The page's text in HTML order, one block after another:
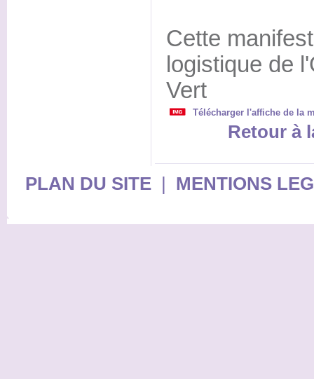
Cette
logistique de
Vert
Télécharger l'affiche de la
Retour à
PLAN DU SITE| MENTIONS